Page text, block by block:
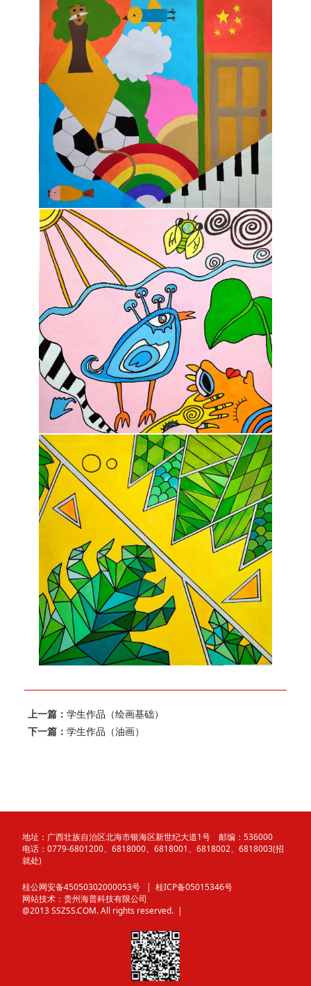
上一篇： 学生作品（绘画基础）
下一篇： 学生作品（油画）
地址：广西壮族自治区北海市银海区新世纪大道1号 邮编：536000
电话：0779-6801200、6818000、6818001、6818002、6818003(招
就处)
桂公网安备45050302000053号
| 桂ICP备05015346号
网站技术： 贵州海普科技有限公司
@2013 SSZSS.COM. All rights reserved. |